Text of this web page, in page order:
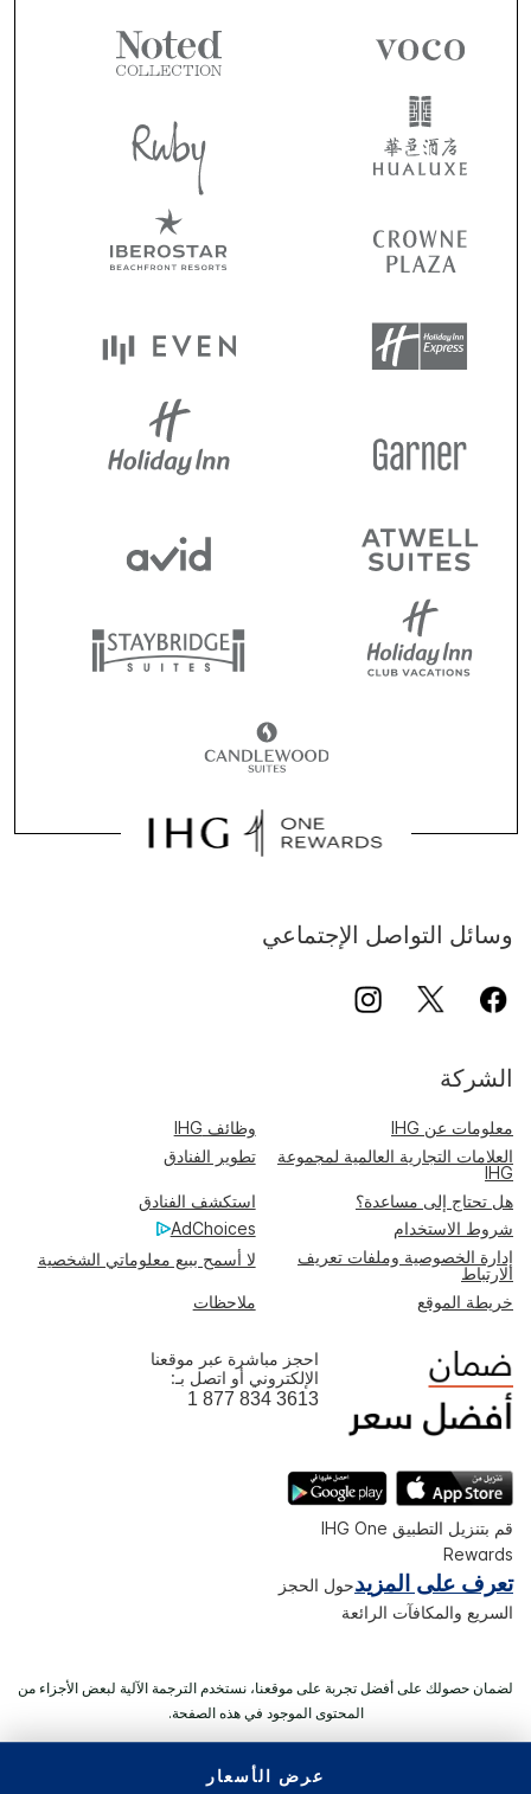
عرض الأسعار
وسائل التواصل الإجتماعي
الشركة
معلومات عن IHG
وظائف IHG
العلامات التجارية العالمية لمجموعة
IHG
تطوير الفنادق
هل تحتاج إلى مساعدة؟
استكشف الفنادق
شروط الاستخدام
AdChoices
إدارة الخصوصية وملفات تعريف
الارتباط
لا أسمح ببيع معلوماتي الشخصية
خريطة الموقع ملاحظات
احجز مباشرة عبر موقعنا
الإلكتروني أو اتصل بـ:
1 877 834 3613
قم بتنزيل التطبيق IHG One
Rewards
تعرف على المزيدحول الحجز
السريع والمكافآت الرائعة
لضمان حصولك على أفضل تجربة على موقعنا، نستخدم الترجمة الآلية لبعض الأجزاء من
المحتوى الموجود في هذه الصفحة.